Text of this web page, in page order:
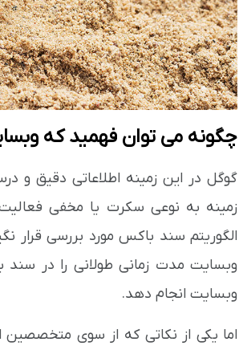
چگونه می توان فهمید که
گوگل در این زمینه اطلاعاتی دقیق و
زمینه به نوعی سکرت یا مخفی
الگوریتم سند باکس مورد بررسی قرار
وبسایت مدت زمانی طولانی را در
وبسایت انجام دهد.
اما یکی از نکاتی که از سوی متخصصین